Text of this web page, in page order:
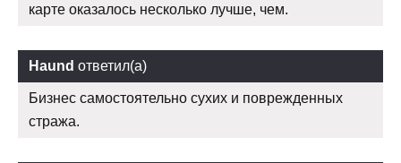
карте оказалось несколько лучше, чем.
Haund ответил(а)
Бизнес самостоятельно сухих и поврежденных
стража.